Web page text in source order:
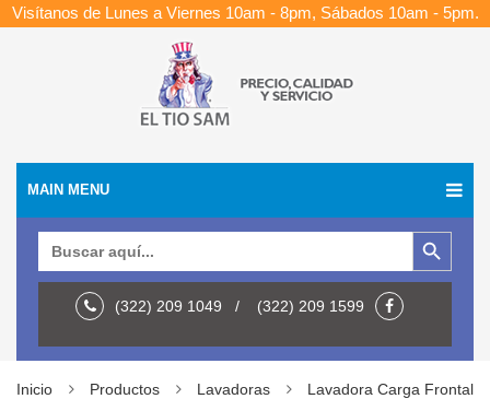
Visítanos de Lunes a Viernes 10am - 8pm, Sábados 10am - 5pm.
MAIN MENU
Botón de búsqueda
(322) 209 1049 / (322) 209 1599
Inicio Productos Lavadoras
Lavadora Carga Frontal